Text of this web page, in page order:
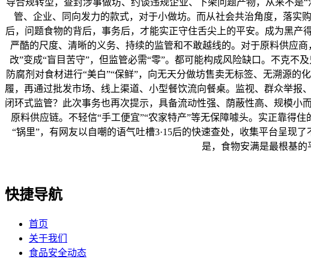
导合规转型，查封涉事做坊、约谈违规企业、下架问题产物，从来不
管、企业、同向发力的款式，对于小做坊。而从社会共治角度，落
后，问题食物的背后，事务后，才能实正守住舌尖上的平安。成为黑
严酷的尺度、清晰的义务、持续的监管和不敢越线的。对于原料供应
改”变成“盲目苦守”，但监管必需“零”。都可能构成风险缺口。不克
防腐剂对食材进行“美白”“保鲜”，向无天分做坊售卖无标签、无溯源
履，再通过批发市场、线上渠道、小型餐饮流向餐桌。监视、群众举报
闭环式监管？此次事务也再次提示，具备流动性强、荫蔽性高、规模
原料供应链。不轻信“手工便宜”“农家特产”等无保障噱头。实正靠得
“锅里”，有网友以自嘲的语气吐槽3·15后的快速查处，收集平台呈现
是，食物安满是最根基的
快捷导航
首页
关于我们
食品安全动态